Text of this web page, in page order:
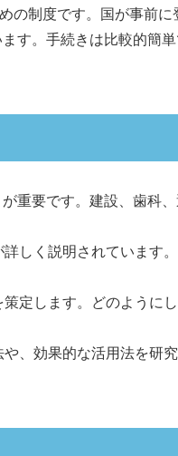
の制度です。国が事前
す。手続きは比較的簡
重要です。建設、歯科
しく説明されています
定します。どのように
、効果的な活用法を研